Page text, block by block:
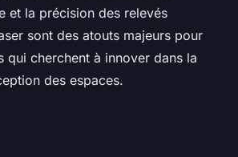
et la précision des relevés
sont des atouts majeurs pour
qui cherchent à innover dans la
des espaces.